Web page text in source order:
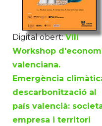
Digital obert: VIII
Workshop
valenciana.
Emergència
descarbonització al
país valencià:
empresa i territori